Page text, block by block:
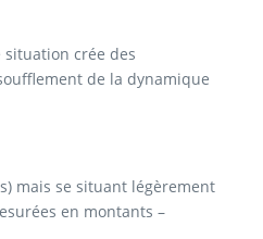
crée des
de la dynamique
mais se situant légèrement
en montants –